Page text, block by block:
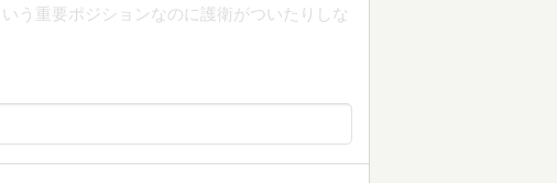
う重要ポジションなのに護衛がついたりしな